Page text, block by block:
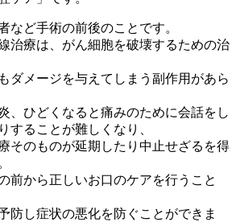
など手術の前後のことです。
治療は、がん細胞を破壊するための治
ダメージを与えてしまう副作用があら
、ひどくなると痛みのために会話をし
することが難しくなり、
そのものが延期したり中止せざるを得
前から正しいお口のケアを行うこと
防し症状の悪化を防ぐことができま